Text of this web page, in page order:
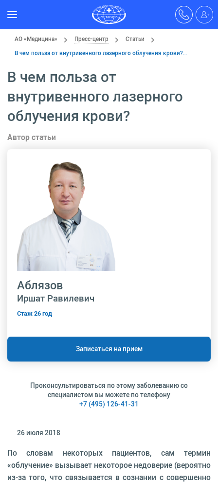
АО «Медицина» Пресс-центр
Статьи
В чем польза от внутривенного лазерного облучения крови?…
В чем польза от
внутривенного лазерного
облучения крови?
26 июля 2018
По словам некоторых пациентов, сам термин
«облучение» вызывает некоторое недоверие (вероятно
из-за того, что связывается в сознании с совершенно
Автор статьи
Аблязов
Иршат Равилевич
Стаж 26 год
Записаться на прием
Проконсультироваться по этому заболеванию со
специалистом вы можете по телефону
+7 (495) 126-41-31